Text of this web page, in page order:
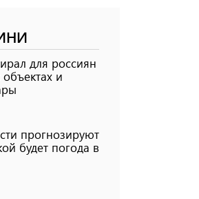
для россиян
и
прогнозируют
будет погода в